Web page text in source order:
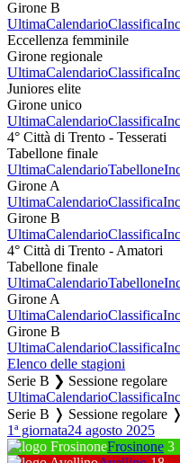
Girone B
UltimaCalendarioClassifica
Eccellenza femminile
Girone regionale
UltimaCalendarioClassifica
Juniores elite
Girone unico
UltimaCalendarioClassifica
4° Città di Trento - Tesserati
Tabellone finale
UltimaCalendarioTabellone
Girone A
UltimaCalendarioClassifica
Girone B
UltimaCalendarioClassifica
4° Città di Trento - Amatori
Tabellone finale
UltimaCalendarioTabellone
Girone A
UltimaCalendarioClassifica
Girone B
UltimaCalendarioClassifica
Elenco delle stagioni
Serie B ❯ Sessione regolare
UltimaCalendarioClassifica
Serie B ❭ Sessione regolare
1ª giornata24 agosto 2025
Frosinone 3